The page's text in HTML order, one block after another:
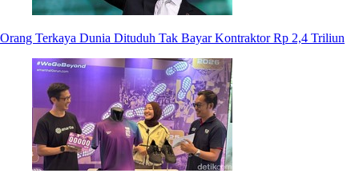
Orang Terkaya Dunia Dituduh Tak Bayar Kontraktor Rp 2,4 Triliun